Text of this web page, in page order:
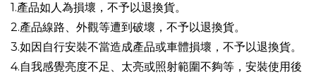
1.產品如人為損壞，不予以退換貨。
2.產品線路、外觀等遭到破壞，不予以退換貨。
3.如因自行安裝不當造成產品或車體損壞，不予以退換貨。
4.自我感覺亮度不足、太亮或照射範圍不夠等，安裝使用後